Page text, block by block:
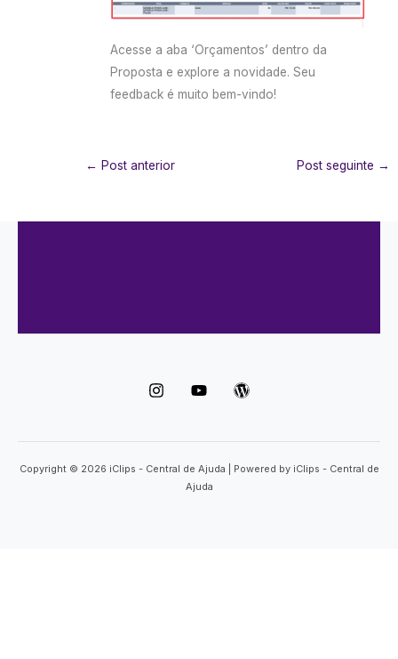
Acesse a aba ‘Orçamentos’ dentro da
Proposta e explore a novidade. Seu
feedback é muito bem-vindo!
← Post anterior Post seguinte →
Copyright © 2026 iClips - Central de Ajuda | Powered by iClips - Central de
Ajuda